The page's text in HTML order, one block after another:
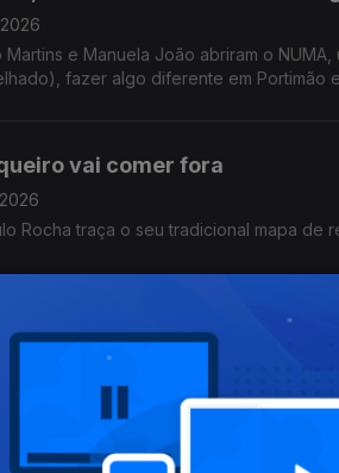
Martins e Manuela João abriram o
fazer algo diferente em Portimão
vai comer fora
Rocha traça o seu tradicional mapa
bem feito
de que, um dia, sítios como O Velho
sido tornar pratos tradicionais bem